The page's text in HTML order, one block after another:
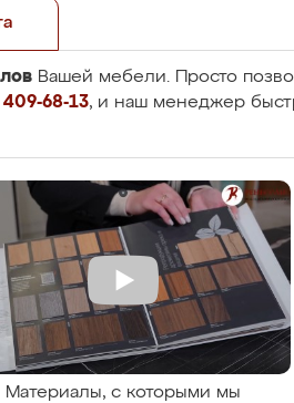
Вашей мебели. Просто
68-13, и наш менеджер
Материалы, с которыми мы